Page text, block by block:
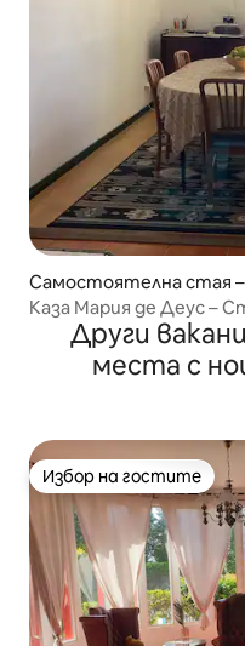
Самостоятелна стая –
Каза Мария де Деус –
Други
места с
Избор на гостите
Избор на гостите